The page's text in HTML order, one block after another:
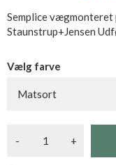
Semplice vægmonteret
Staunstrup+Jensen
Vælg farve
Matsort
- +